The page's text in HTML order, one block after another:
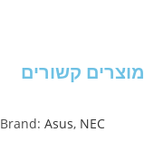
מוצרים קשורים
Brand: Asus, NEC